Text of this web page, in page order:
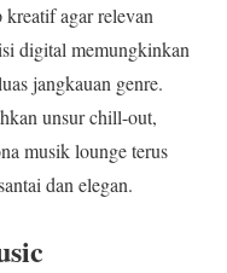
agar relevan
digital memungkinkan
jangkauan genre.
unsur chill-out,
musik lounge terus
dan elegan.